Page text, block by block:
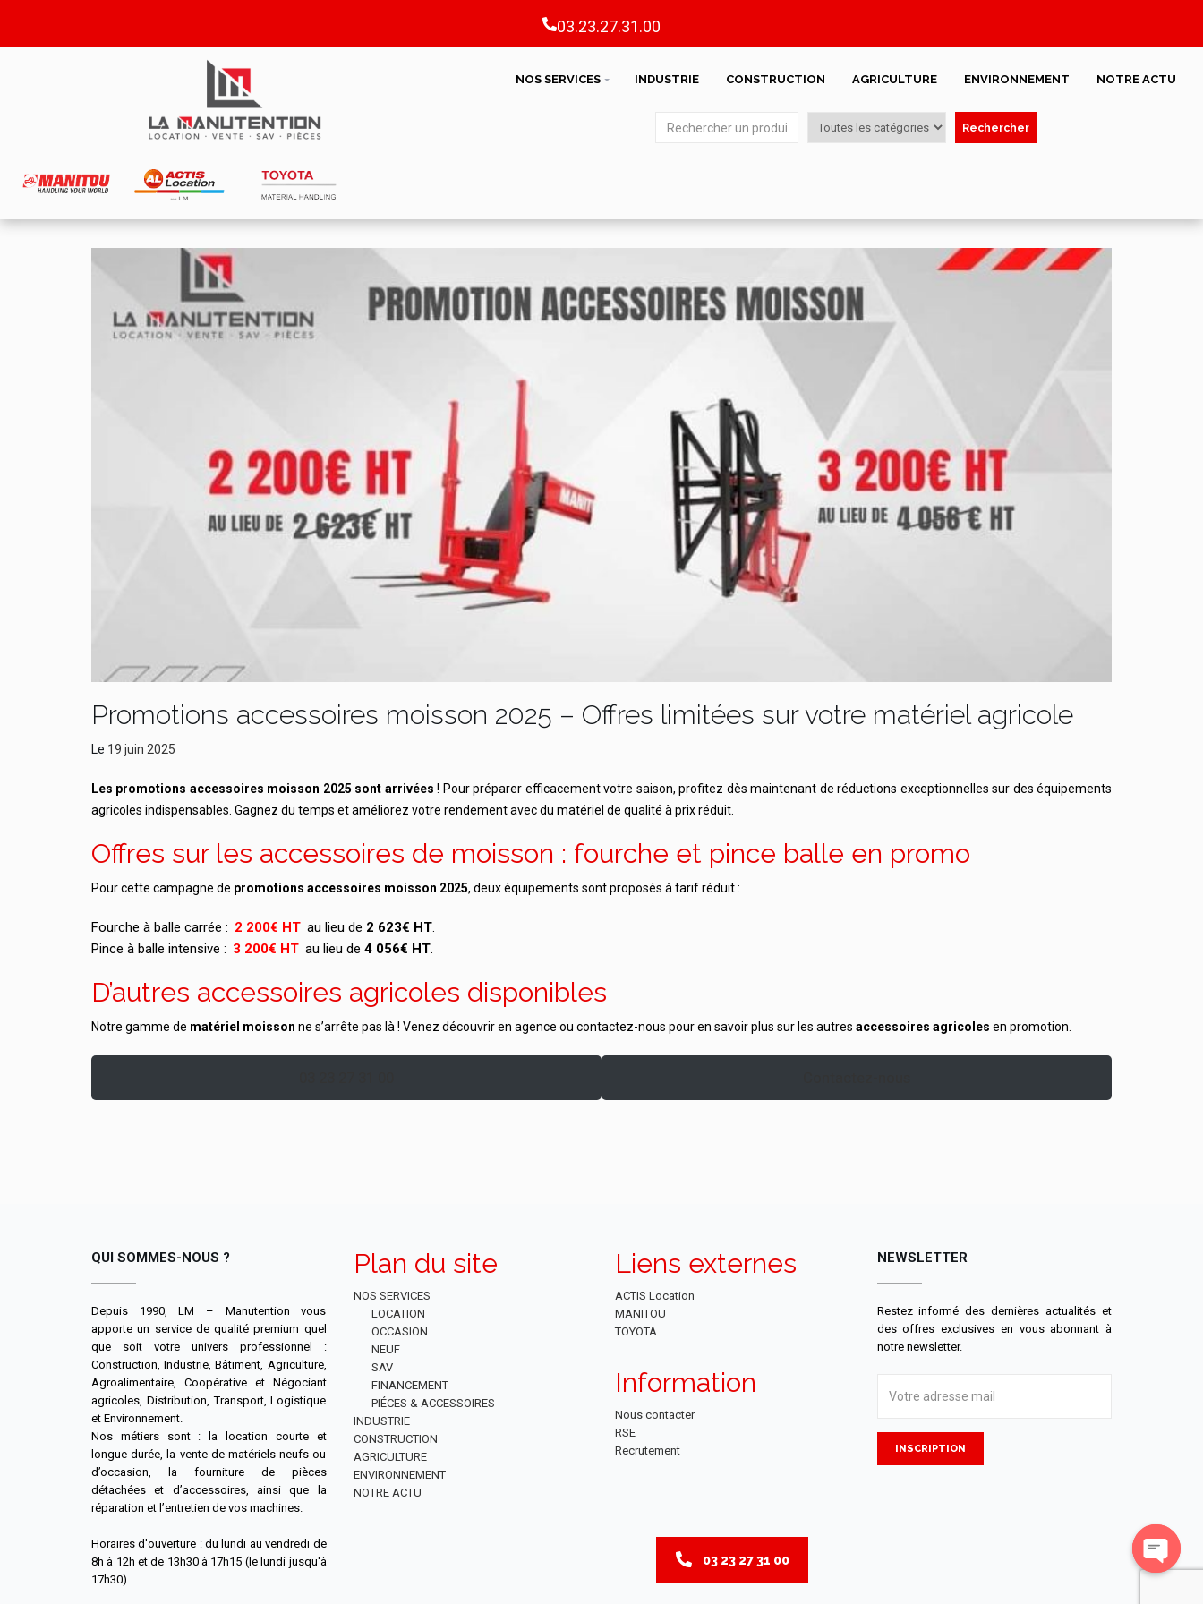
03.23.27.31.00
NOS SERVICES INDUSTRIE CONSTRUCTION AGRICULTURE ENVIRONNEMENT NOTRE ACTU
Rechercher
Promotions accessoires moisson 2025 – Offres limitées sur votre matériel agricole
Le 19 juin 2025
Les promotions accessoires moisson 2025 sont arrivées ! Pour préparer efficacement votre saison, profitez dès maintenant de réductions exceptionnelles sur des équipements
agricoles indispensables. Gagnez du temps et améliorez votre rendement avec du matériel de qualité à prix réduit.
Offres sur les accessoires de moisson : fourche et pince balle en promo
Pour cette campagne de promotions accessoires moisson 2025, deux équipements sont proposés à tarif réduit :
Fourche à balle carrée : 2 200€ HT au lieu de 2 623€ HT
Pince à balle intensive : 3 200€ HT au lieu de 4 056€ HT
D’autres accessoires agricoles disponibles
Notre gamme de matériel moisson ne s’arrête pas là ! Venez découvrir en agence ou contactez-nous pour en savoir plus sur les autres accessoires agricoles en promotion.
QUI SOMMES-NOUS ?
Depuis 1990, LM – Manutention vous
apporte un service de qualité premium quel
que soit votre univers professionnel :
Construction, Industrie, Bâtiment, Agriculture,
Agroalimentaire, Coopérative et Négociant
agricoles, Distribution, Transport, Logistique
et Environnement.
Nos métiers sont : la location courte et
longue durée, la vente de matériels neufs ou
d’occasion, la fourniture de pièces
détachées et d’accessoires, ainsi que la
réparation et l’entretien de vos machines.
Horaires d'ouverture : du lundi au vendredi de
8h à 12h et de 13h30 à 17h15 (le lundi jusqu'à
17h30)
Plan du site
NOS SERVICES
LOCATION
OCCASION
NEUF
SAV
FINANCEMENT
PIÉCES & ACCESSOIRES
INDUSTRIE
CONSTRUCTION
AGRICULTURE
ENVIRONNEMENT
NOTRE ACTU
Liens externes
ACTIS Location
MANITOU
TOYOTA
Information
Nous contacter
RSE
Recrutement
NEWSLETTER
Restez informé des dernières actualités et
des offres exclusives en vous abonnant à
notre newsletter.
INSCRIPTION
03 23 27 31 00
Open